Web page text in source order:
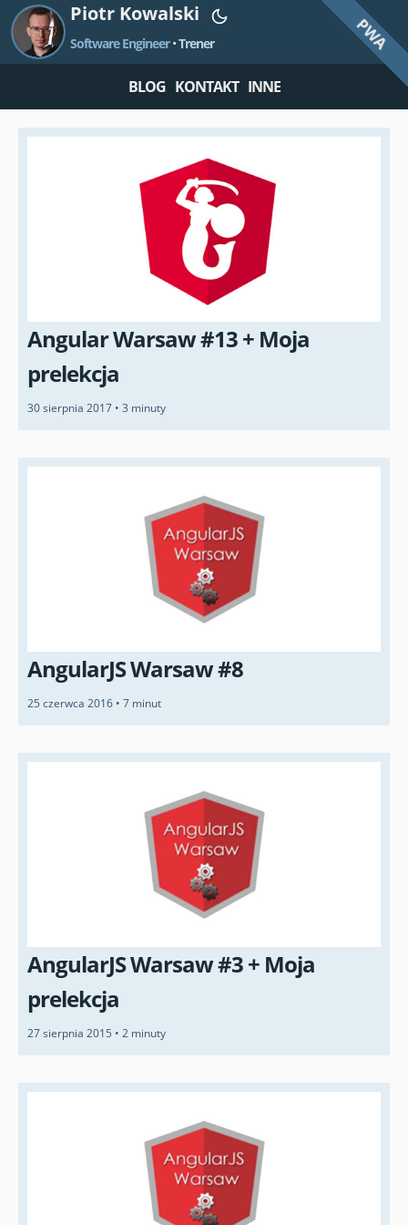
PWA
Piotr Kowalski
Software Engineer•Trener
BLOG KONTAKT INNE
Angular Warsaw #13 + Moja
prelekcja
30 sierpnia 2017 • 3 minuty
AngularJS Warsaw #8
25 czerwca 2016 • 7 minut
AngularJS Warsaw #3 + Moja
prelekcja
27 sierpnia 2015 • 2 minuty